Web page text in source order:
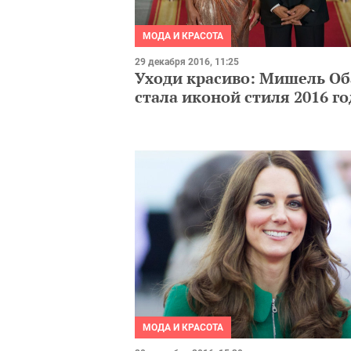
МОДА И КРАСОТА
29 декабря 2016, 11:25
Уходи красиво: Мишель
стала иконой стиля 2016
МОДА И КРАСОТА